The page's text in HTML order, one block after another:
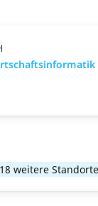
weitere Standorte